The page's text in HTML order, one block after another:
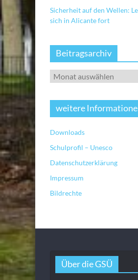
Sicherheit auf den Wellen:
sich in Alicante fort
Beitragsarchiv
weitere
Downloads
Schulprofil – Unesco
Datenschutzerklärung
Impressum
Bildrechte
Über die GSÜ